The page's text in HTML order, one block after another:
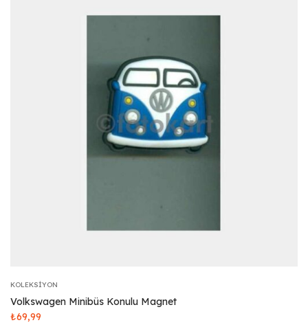
KOLEKSIYON
Volkswagen Minibüs Konulu Magnet
₺69,99